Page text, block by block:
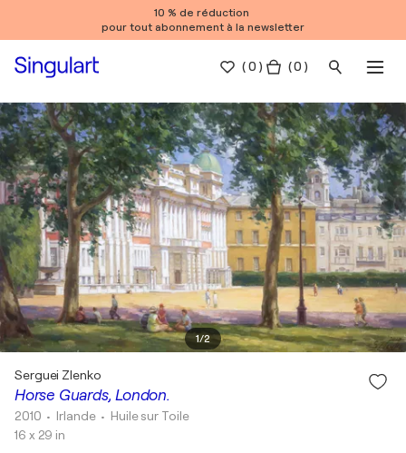
10 % de réduction
pour tout abonnement à la newsletter
(0 ) ( 0 )
1/2
Horse Guards, London.
Serguei Zlenko
2010 • Irlande • Huile sur Toile
16 x 29 in